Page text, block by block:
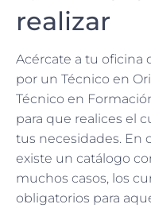
realizar
Acércate a tu oficina
por un Técnico en
Técnico en
para que realices el
tus necesidades. En
existe un catálogo
muchos casos, los
obligatorios para